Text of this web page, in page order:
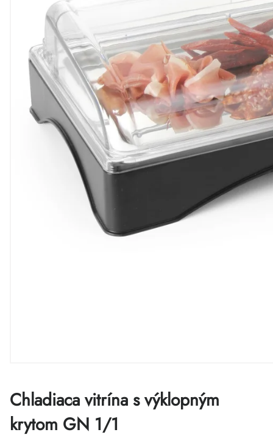
Chladiaca vitrína s výklopným
krytom GN 1/1